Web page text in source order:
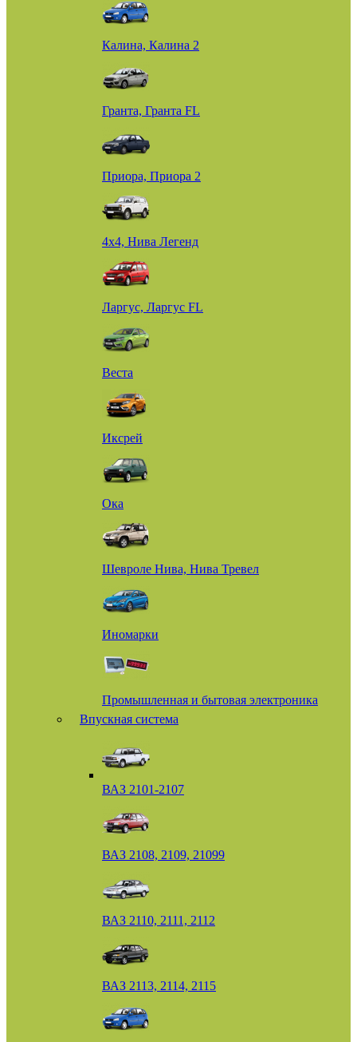
Калина, Калина 2
Гранта, Гранта FL
Приора, Приора 2
4х4, Нива Легенд
Ларгус, Ларгус FL
Веста
Иксрей
Ока
Шевроле Нива, Нива Тревел
Иномарки
Промышленная и бытовая электроника
Впускная система
ВАЗ 2101-2107
ВАЗ 2108, 2109, 21099
ВАЗ 2110, 2111, 2112
ВАЗ 2113, 2114, 2115